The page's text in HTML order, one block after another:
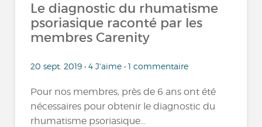
Le diagnostic du rhumatisme
psoriasique raconté par les
membres Carenity
20 sept. 2019 • 4 J'aime • 1 commentaire
Pour nos membres, près de 6 ans ont été
nécessaires pour obtenir le diagnostic du
rhumatisme psoriasique...